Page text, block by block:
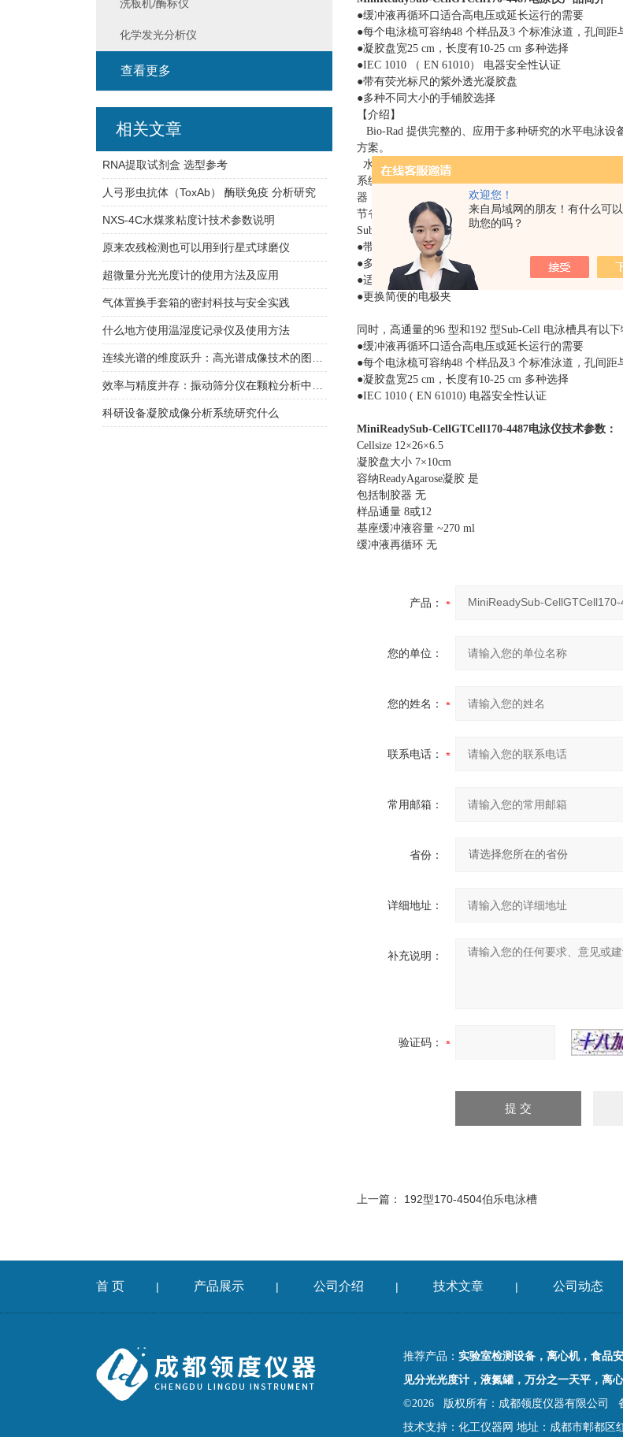
欢迎您！
来自局域网的朋友！有什么可
助您的吗？
●缓冲液再循环口适合高电压或延长运行的需要
●每个电泳梳可容纳48 个样品及3 个标准泳道，孔间距
●凝胶盘宽25 cm，长度有10-25 cm 多种选择
●IEC 1010 （ EN 61010） 电器安全性认证
●带有荧光标尺的紫外透光凝胶盘
●多种不同大小的手铺胶选择
【介绍】
Bio-Rad 提供完整的、应用于多种研究的水平电泳
方案。
水平凝胶在核酸分析方面有许多优势，始终是主要
系统更经济、使用更方便。Sub-Cell 浸没式水平电泳
器，可自己铺制琼脂糖电泳。如果需要更多的方便，
节省了时间并保证了z
高的凝胶可重复性。
Sub-Cell 家族的主要特点：
●带有荧光标尺的紫外透光凝胶盘
●多种不同大小的手铺胶选择
●适合所有需要的电泳梳— 多通道移液器兼容电泳梳
●更换简便的电极夹
同时，高通量的96 型和192 型Sub-Cell 电泳槽具有以下
●缓冲液再循环口适合高电压或延长运行的需要
●每个电泳梳可容纳48 个样品及3 个标准泳道，孔间距
●凝胶盘宽25 cm，长度有10-25 cm 多种选择
●IEC 1010 ( EN 61010) 电器安全性认证
MiniReadySub-CellGTCell170-4487电泳仪技术参数：
Cellsize 12×26×6.5
凝胶盘大小 7×10cm
容纳ReadyAgarose凝胶 是
包括制胶器 无
样品通量 8或12
基座缓冲液容量 ~270 ml
缓冲液再循环 无
产品：
您的单位：
您的姓名：
联系电话：
常用邮箱：
省份：
详细地址：
补充说明：
验证码：
上一篇： 192型170-4504伯乐电泳槽
洗板机/酶标仪
化学发光分析仪
查看更多
相关文章
RNA提取试剂盒 选型参考
人弓形虫抗体（ToxAb） 酶联免疫 分析研究
NXS-4C水煤浆粘度计技术参数说明
原来农残检测也可以用到行星式球磨仪
超微量分光光度计的使用方法及应用
气体置换手套箱的密封科技与安全实践
什么地方使用温湿度记录仪及使用方法
科研设备凝胶成像分析系统研究什么
首 页 | 产品展示 | 公司介绍 | 技术文章 | 公司动态
推荐产品： 实验室检测设备，离心机，食品
见分光光度计，液氮罐，万分之一天平，离
©2026 版权所有：成都领度仪器有限公司
技术支持： 化工仪器网 地址：成都市郫都区